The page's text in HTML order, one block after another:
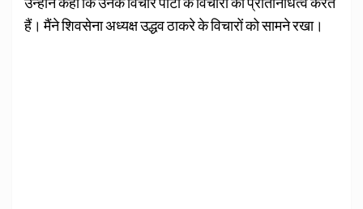
हैं। मैंने शिवसेना अध्यक्ष उद्धव ठाकरे के विचारों को सामने रखा।